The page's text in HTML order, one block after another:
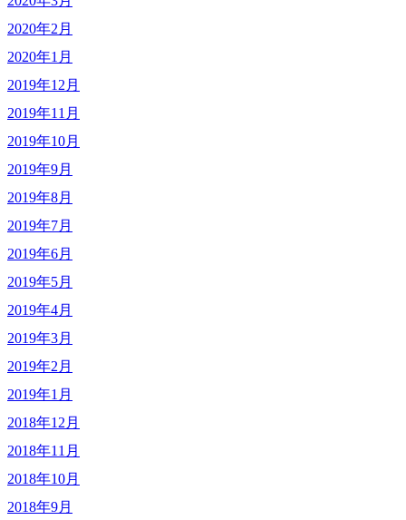
2020年2月
2020年1月
2019年12月
2019年11月
2019年10月
2019年9月
2019年8月
2019年7月
2019年6月
2019年5月
2019年4月
2019年3月
2019年2月
2019年1月
2018年12月
2018年11月
2018年10月
2018年9月